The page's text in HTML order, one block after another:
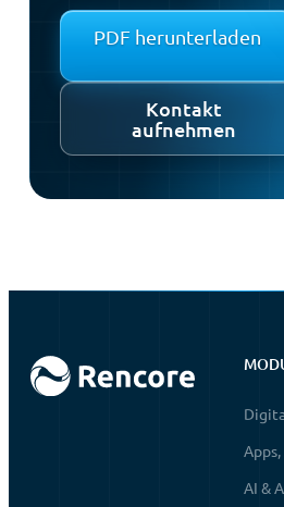
PDF herunterladen
Kontakt
aufnehmen
AI &